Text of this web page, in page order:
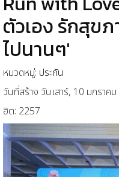
ตัวเอง รักสุข
ไปนานๆ'
หมวดหมู่: ประกัน
วันที่สร้าง วันเสาร์, 10 มกราค
ฮิต: 2257